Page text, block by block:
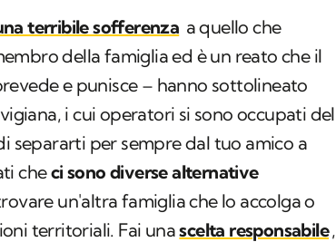
terribile sofferenza a quello che
della famiglia ed è un reato che il
e punisce – hanno sottolineato
i cui operatori si sono occupati del
separarti per sempre dal tuo amico a
checi sono diverse alternative
un'altra famiglia che lo accolga o
territoriali. Fai unascelta responsabile,